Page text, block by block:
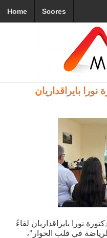
Home Scores
بايراقداريان
نورا بايراقداريان لقاءً
في قلب الحوار"،